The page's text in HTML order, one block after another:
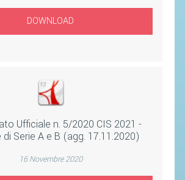
DOWNLOAD
Ufficiale n. 5/2020 CIS 2021 -
di Serie A e B (agg. 17.11.2020)
16 Novembre 2020
AVVISI E BANDI
SAFEGUARDING
RICHIESTA PATROCINIO
GIUSTIZIA FEDERALE
REGOLAMENTI